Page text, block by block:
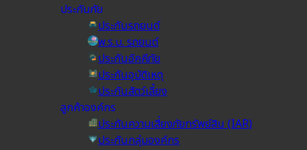
ประกันภัย
ประกันรถยนต์
พ.ร.บ. รถยนต์
ประกันอัคคีภัย
ประกันอุบัติเหตุ
ประกันสัตว์เลี้ยง
ลูกค้าองค์กร
ประกันความเสี่ยงภัยทรัพย์สิน (IAR)
ประกันกลุ่มองค์กร